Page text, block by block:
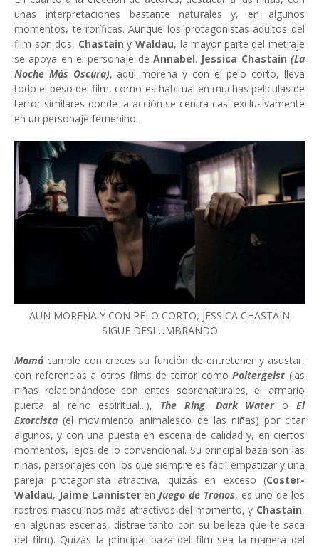
unas interpretaciones bastante naturales y, en algunos
momentos, terroríficas. Aunque los protagonistas adultos del
film son dos, ChastainyWaldau, la mayor parte del metraje
se apoya en el personaje de Annabel. Jessica Chastain(La
Noche Más Oscura), aquí morena y con el pelo corto, lleva
todo el peso del film, como es habitual en muchas películas de
terror similares donde la acción se centra casi exclusivamente
en un personaje femenino.
AUN MORENA Y CON PELO CORTO, JESSICA CHASTAIN
SIGUE DESLUMBRANDO
Mamá cumple con creces su función de entretener y asustar,
con referencias a otros films de terror comoPoltergeist (las
niñas relacionándose con entes sobrenaturales, el armario
puerta al reino espiritual...), The Ring, Dark WateroEl
Exorcista (el movimiento animalesco de las niñas) por citar
algunos, y con una puesta en escena de calidad y, en ciertos
momentos, lejos de lo convencional. Su principal baza son las
niñas, personajes con los que siempre es fácil empatizar y una
pareja protagonista atractiva, quizás en exceso (Coster-
Waldau, Jaime LannisterenJuego de Tronos, es uno de los
rostros masculinos más atractivos del momento, y Chastain,
en algunas escenas, distrae tanto con su belleza que te saca
del film). Quizás la principal baza del film sea la manera del